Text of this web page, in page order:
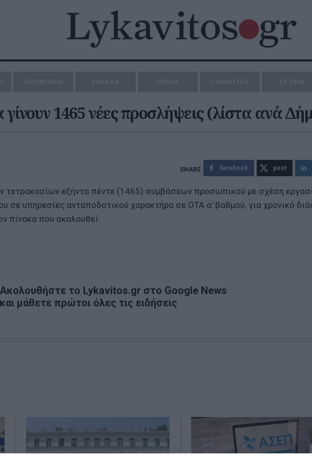
1465 νέες προσλήψεις (λίστα ανά
facebook post
τετρακοσίων εξήντα πέντε (1465) συμβάσεων προσωπικού με σχέση
σε υπηρεσίες ανταποδοτικού χαρακτήρα σε ΟΤΑ α' βαθμού, για χρονικό
πίνακα που ακολουθεί:
Ακολουθήστε το Lykavitos.gr στο Google News
και μάθετε πρώτοι όλες τις ειδήσεις